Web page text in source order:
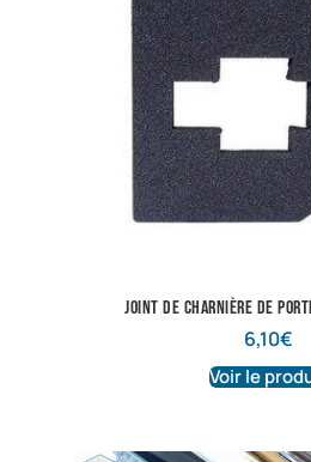
Joint de charnière de
6,10€
Voir le